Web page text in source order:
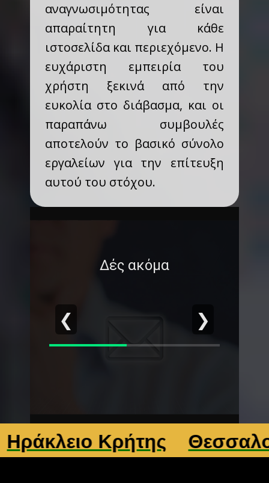
αναγνωσιμότητας είναι
απαραίτητη για κάθε
ιστοσελίδα και περιεχόμενο. Η
ευχάριστη εμπειρία του
χρήστη ξεκινά από την
ευκολία στο διάβασμα, και οι
παραπάνω συμβουλές
αποτελούν το βασικό σύνολο
εργαλείων για την επίτευξη
αυτού του στόχου.
Δές ακόμα
❮ ❯
Κρήτης Θεσσαλονίκη